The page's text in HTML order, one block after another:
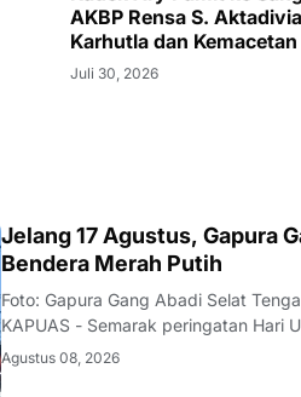
AKBP Rensa S.
Karhutla dan Kemacetan
Juli 30, 2026
Jelang 17 Agustus, Gapura
Bendera Merah Putih
Foto: Gapura Gang Abadi Selat
KAPUAS - Semarak peringatan Hari
terasa di Kelurahan Selat Tengah,
Agustus 08, 2026